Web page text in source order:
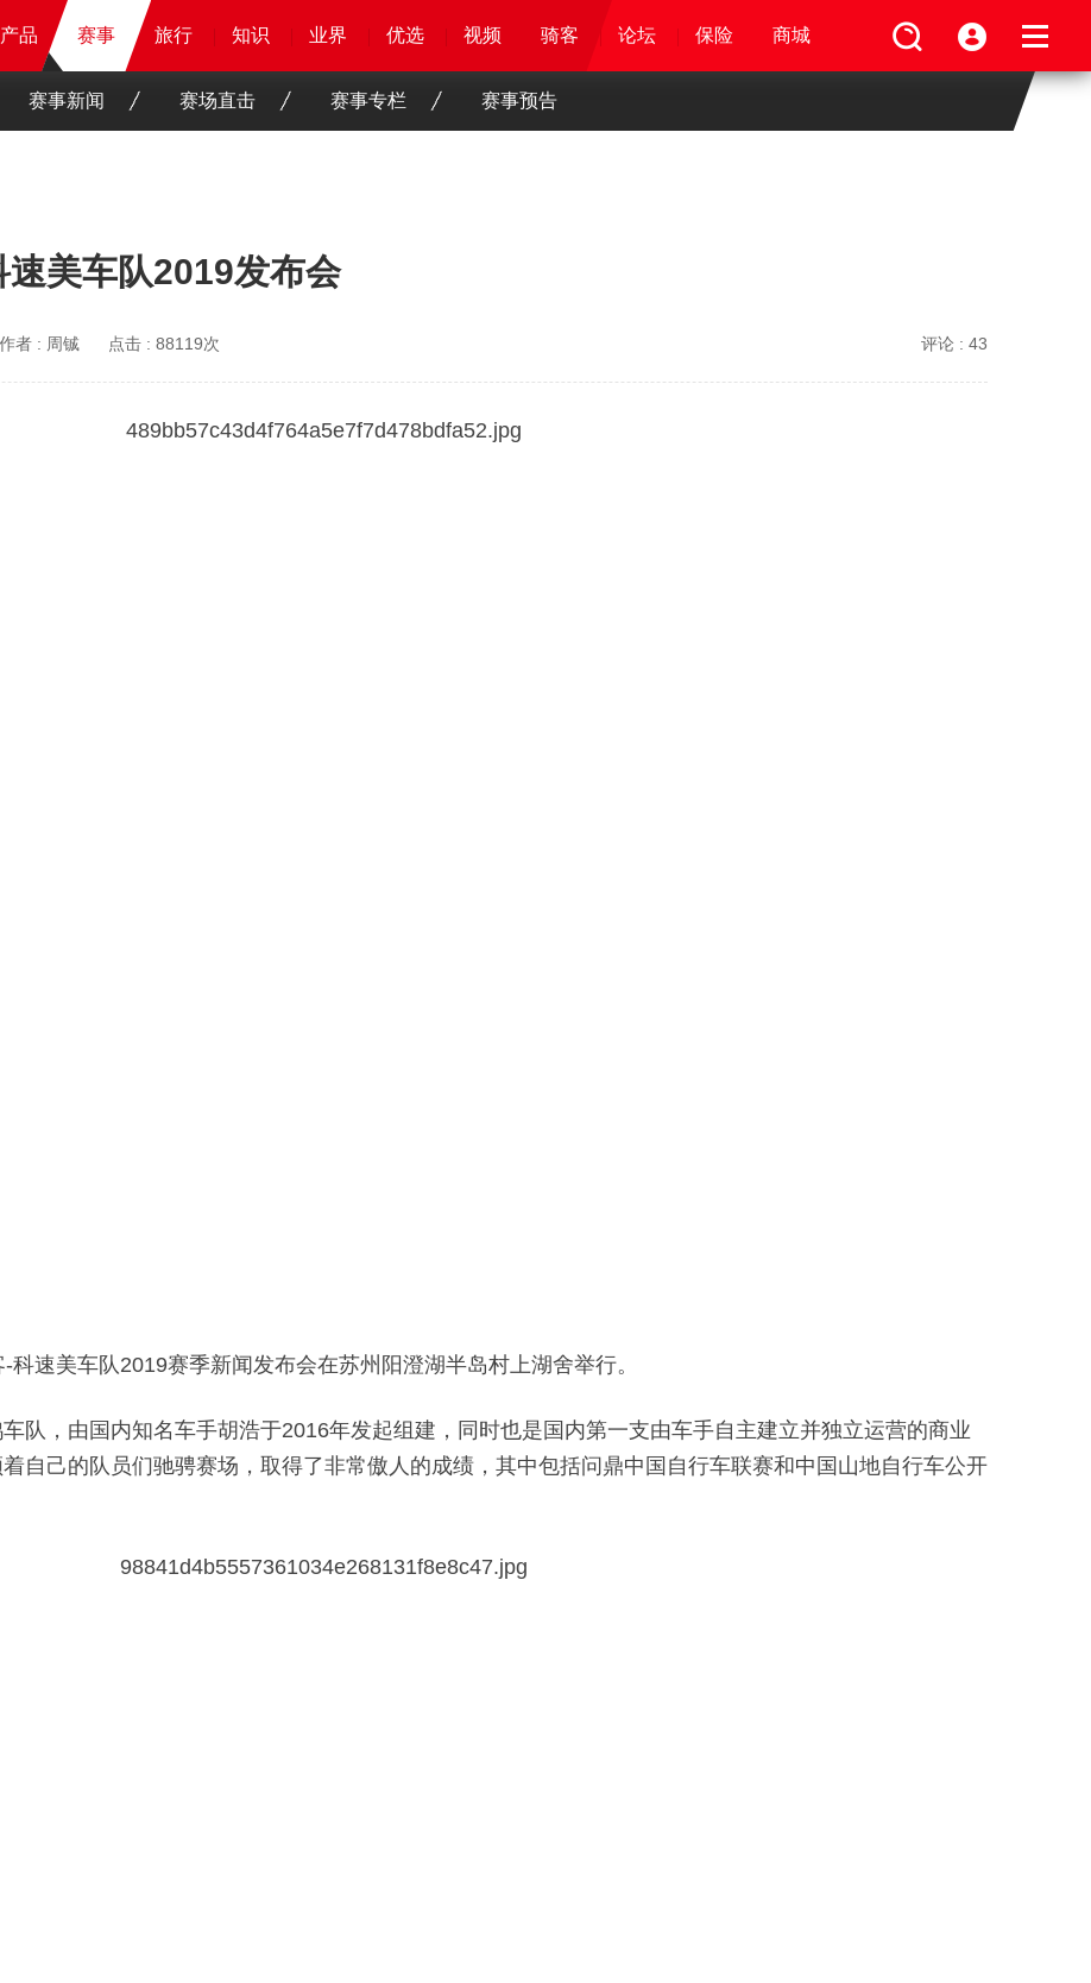
旅行 知识 业界 优选 骑客 论坛 保险 商城
产品 赛事 旅行 知识 业界 优选 骑客 视频 论坛 保险 商城
产品 赛事 旅行 知识 业界 优选 视频 骑客 论坛 保险 商城
产品 赛事 旅行 知识 业界 优选 视频 骑客 论坛 保险 商城
赛事新闻 赛场直击 赛事专栏 赛事预告
美车队2019发布会
作者 : 周铖 点击 : 88119次 评论 : 43
速美车队2019赛季新闻发布会在苏州阳澄湖半岛村上湖舍举行。
队，由国内知名车手胡浩于2016年发起组建，同时也是国内第一支由车手自主建立并独立运营的商业
自己的队员们驰骋赛场，取得了非常傲人的成绩，其中包括问鼎中国自行车联赛和中国山地自行车公开